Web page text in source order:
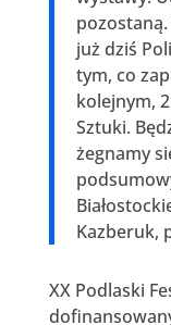
już dziś
tym, co
kolejnym,
Sztuki.
żegnamy
Kazberuk,
XX Podlaski